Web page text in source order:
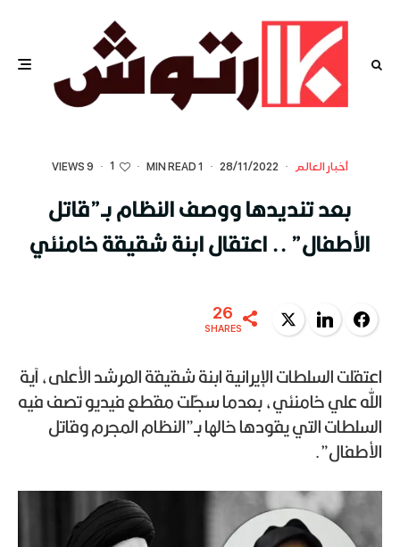
أخبار العالم ·
28/11/2022
·
1 MIN READ
·
1
·
9 VIEWS
بعد تنديدها ووصف النظام بـ”قاتل
الأطفال” .. اعتقال ابنة شقيقة خامنئي
Facebook
LinkedIn
Twitter
26
SHARES
اعتقلت السلطات الإيرانية ابنة شقيقة المرشد الأعلى، آية
الله علي خامنئي، بعدما سجّلت مقطع فيديو تصف فيه
السلطات التي يقودها خالها بـ”النظام المجرم وقاتل
الأطفال”.